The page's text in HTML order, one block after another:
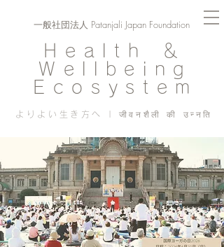
Health ＆
Wellbeing
Ecosystem
よりよい生き方へ | जीवनशैली की उन्नति
一般社団法人 Patanjali Japan Foundation